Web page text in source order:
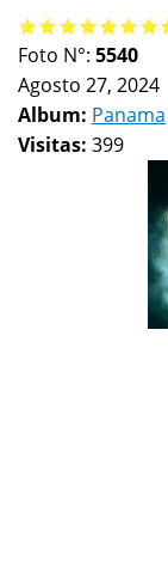
Foto N°: 5540
Agosto 27, 2024
Album: Panama
Visitas: 399